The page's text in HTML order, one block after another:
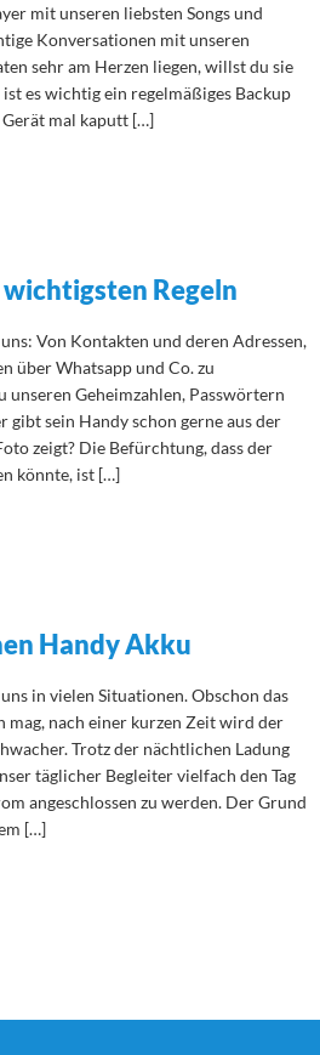
mit unseren liebsten Songs und
Konversationen mit unseren
sehr am Herzen liegen, willst du sie
es wichtig ein regelmäßiges Backup
mal kaputt […]
Regeln
Von Kontakten und deren Adressen,
über Whatsapp und Co. zu
unseren Geheimzahlen, Passwörtern
sein Handy schon gerne aus der
zeigt? Die Befürchtung, dass der
könnte, ist […]
Handy Akku
in vielen Situationen. Obschon das
mag, nach einer kurzen Zeit wird der
Trotz der nächtlichen Ladung
täglicher Begleiter vielfach den Tag
angeschlossen zu werden. Der Grund
[…]